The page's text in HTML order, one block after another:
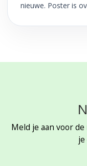
nieuwe. Poster is
Meld je aan voor